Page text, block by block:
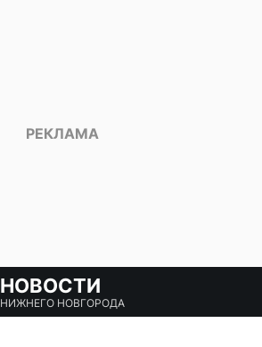
НОВОСТИ
НИЖНЕГО НОВГОРОДА